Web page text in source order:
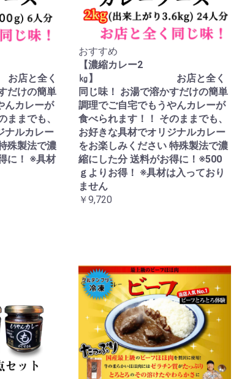
全く
だけの簡単
んカレーが
ままでも、
ナルカレー
殊製法で濃
に！ ※具材
おすすめ
【濃縮カレー2
㎏】 お店と全く
同じ味！ お湯で溶かすだけの簡単
調理でご自宅でもうやんカレーが
食べられます！！ そのままでも、
お好きな具材でオリジナルカレー
をお楽しみください 特殊製法で濃
縮にした分 送料がお得に！※500
ｇよりお得！ ※具材は入っており
ません
￥9,720